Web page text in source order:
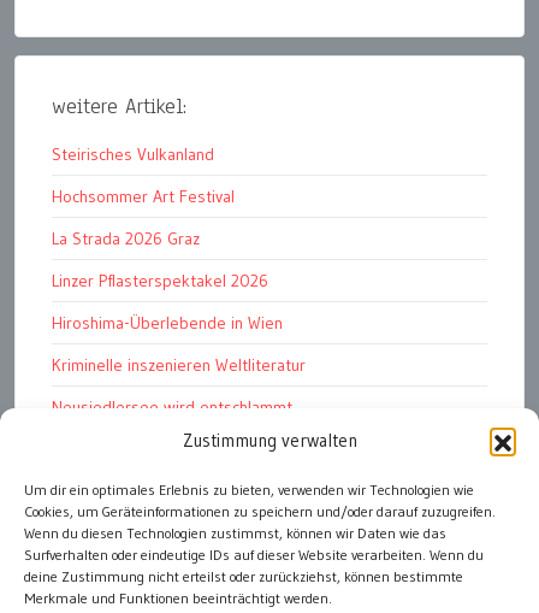
Zustimmung verwalten
Um dir ein optimales Erlebnis zu bieten, verwenden wir Technologien wie
Cookies, um Geräteinformationen zu speichern und/oder darauf zuzugreifen.
Wenn du diesen Technologien zustimmst, können wir Daten wie das
Surfverhalten oder eindeutige IDs auf dieser Website verarbeiten. Wenn du
deine Zustimmung nicht erteilst oder zurückziehst, können bestimmte
Merkmale und Funktionen beeinträchtigt werden.
weitere Artikel:
Steirisches Vulkanland
Hochsommer Art Festival
La Strada 2026 Graz
Linzer Pflasterspektakel 2026
Hiroshima-Überlebende in Wien
Kriminelle inszenieren Weltliteratur
Neusiedlersee wird entschlammt
TKG wünscht besinnliches Weihnachtsfest
Fußball WM 2026: „historisch“
Die Wichtigen